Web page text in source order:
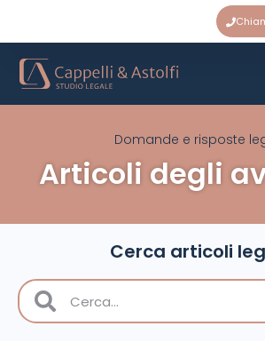
Domande e risposte
Articoli degli
Cerca articoli